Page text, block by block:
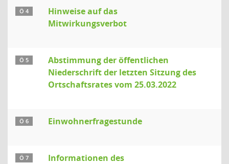
Ö 4
Hinweise auf das
Mitwirkungsverbot
Ö 5
Abstimmung der öffentlichen
Niederschrift der letzten Sitzung des
Ortschaftsrates vom 25.03.2022
Ö 6 Einwohnerfragestunde
Ö 7
Informationen des